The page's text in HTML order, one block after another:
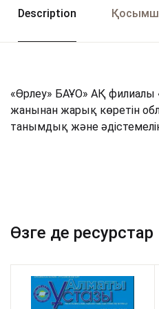
Description
«Өрлеу» БАҰО» АҚ
жанынан жарық көретін
танымдық және
Өзге де ресурстар